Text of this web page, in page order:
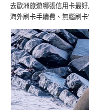
去歐洲旅遊哪張信用卡最
海外刷卡手續費、無腦刷